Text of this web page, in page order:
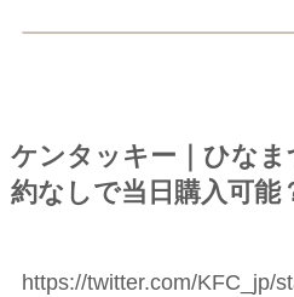
ケンタッキー｜ひな
約なしで当日購入可能
https://twitter.com/KFC_jp/